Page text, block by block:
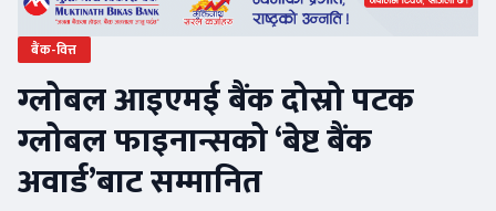
बैंक-वित्त
ग्लोबल आइएमई बैंक दोस्रो पटक
ग्लोबल फाइनान्सको ‘बेष्ट बैंक
अवार्ड’बाट सम्मानित